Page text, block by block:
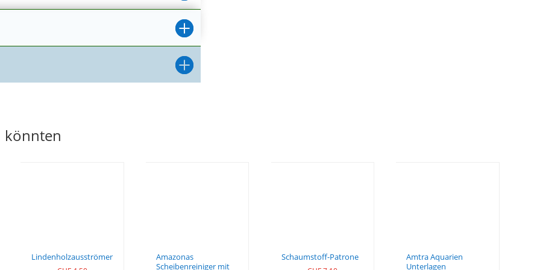
könnten
Lindenholzausströmer
Amazonas
Scheibenreiniger mit
Schaumstoff-Patrone
Amtra Aquarien
Unterlagen